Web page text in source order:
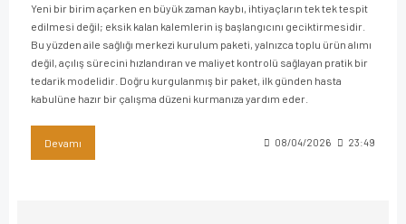
Yeni bir birim açarken en büyük zaman kaybı, ihtiyaçların tek tek tespit
edilmesi değil; eksik kalan kalemlerin iş başlangıcını geciktirmesidir.
Bu yüzden aile sağlığı merkezi kurulum paketi, yalnızca toplu ürün alımı
değil, açılış sürecini hızlandıran ve maliyet kontrolü sağlayan pratik bir
tedarik modelidir. Doğru kurgulanmış bir paket, ilk günden hasta
kabulüne hazır bir çalışma düzeni kurmanıza yardım eder.
Devamı 08/04/2026 23:49